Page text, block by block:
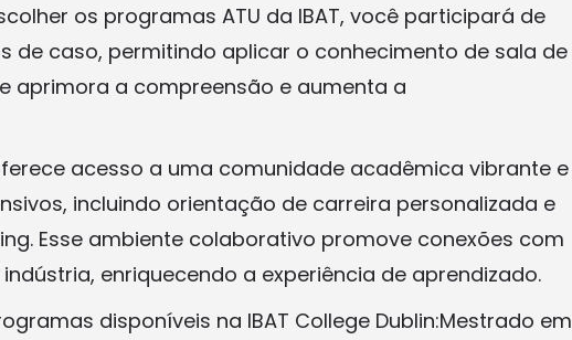
os programas ATU da IBAT, você participará de
de caso, permitindo aplicar o conhecimento de sala de
aprimora a compreensão e aumenta a
acesso a uma comunidade acadêmica vibrante e
incluindo orientação de carreira personalizada e
Esse ambiente colaborativo promove conexões com
enriquecendo a experiência de aprendizado.
disponíveis na IBAT College Dublin:Mestrado em